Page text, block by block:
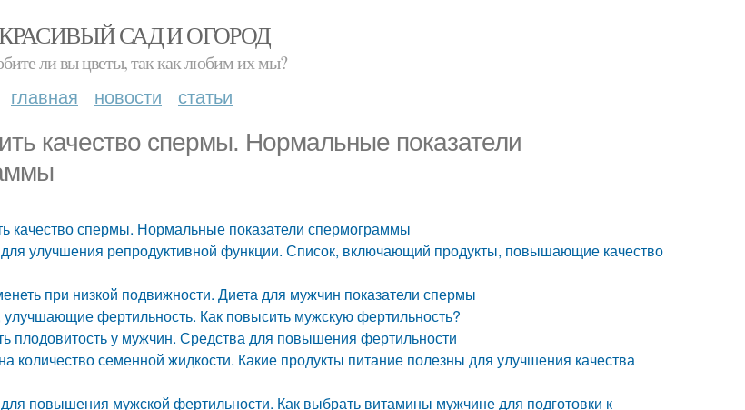
САД И ОГОРОД
ли вы цветы, так как любим их мы?
главная новости статьи
качество спермы. Нормальные показатели
качество спермы. Нормальные показатели спермограммы
улучшения репродуктивной функции. Список, включающий продукты, повышающие качество
при низкой подвижности. Диета для мужчин показатели спермы
фертильность. Как повысить мужскую фертильность?
плодовитость у мужчин. Средства для повышения фертильности
количество семенной жидкости. Какие продукты питание полезны для улучшения качества
повышения мужской фертильности. Как выбрать витамины мужчине для подготовки к